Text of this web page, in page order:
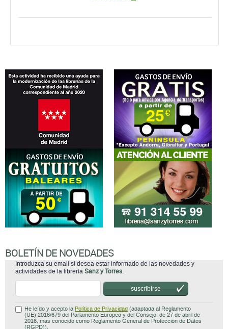
BOLETÍN DE NOVEDADES
Introduzca su email si desea estar informado de las novedades y
actividades de la librería Sanz y Torres
suscribirse
He leído y acepto la Política de Privacidad (adaptada al Reglamento
(UE) 2016/679 del Parlamento Europeo y del Consejo, de 27 de abril de
2016, mas conocido como Reglamento General de Protección de Datos
(RGPD)).